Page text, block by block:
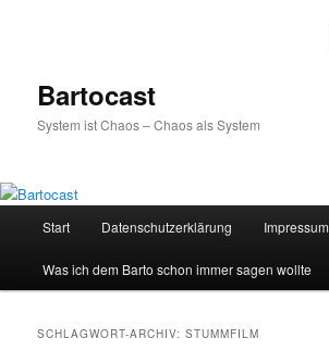
Bartocast
System ist Chaos – Chaos als System
Start Datenschutzerklärung Impressum
Was ich dem Barto schon immer sagen wollte
SCHLAGWORT-ARCHIV:STUMMFILM